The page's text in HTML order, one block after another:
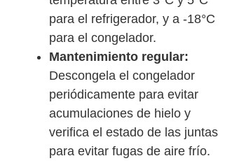
para el refrigerador, y a -18°C
para el congelador.
Mantenimiento regular:
Descongela el congelador
periódicamente para evitar
acumulaciones de hielo y
verifica el estado de las juntas
para evitar fugas de aire frío.